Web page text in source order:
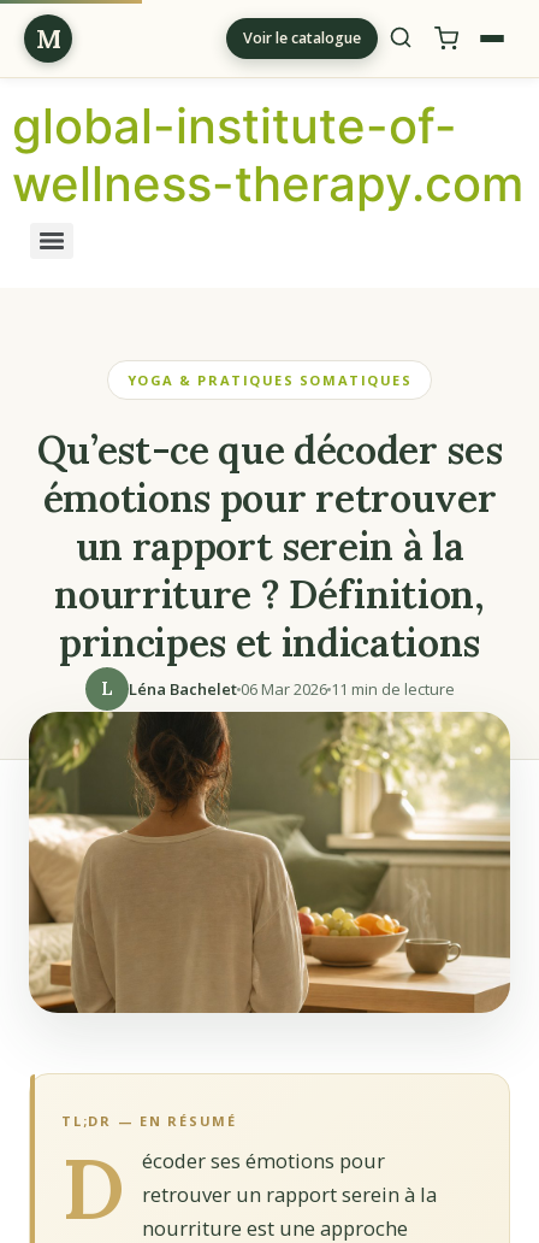
M Voir le catalogue
global-institute-of-
wellness-therapy.com
YOGA & PRATIQUES SOMATIQUES
Qu’est-ce que décoder ses
émotions pour retrouver
un rapport serein à la
nourriture ? Définition,
principes et indications
L Léna Bachelet06 Mar 202611 min de lecture
TL;DR — EN RÉSUMÉ
D
écoder ses émotions pour
retrouver un rapport serein à la
nourriture est une approche